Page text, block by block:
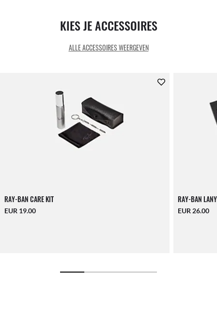
KIES JE ACCESSOIRES
ALLE ACCESSOIRES WEERGEVEN
RAY-BAN CARE KIT
EUR 19.00
RAY-BAN
EUR 26.00